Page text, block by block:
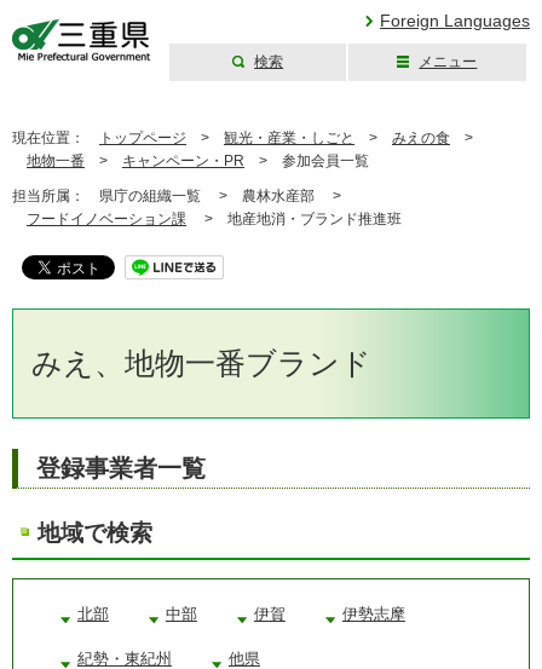
Foreign Languages
検索 メニュー
現在位置： トップページ > 観光・産業・しごと > みえの食 >
地物一番 > キャンペーン・PR > 参加会員一覧
担当所属： 県庁の組織一覧 > 農林水産部 >
フードイノベーション課 > 地産地消・ブランド推進班
みえ、地物一番ブランド
登録事業者一覧
地域で検索
北部 中部 伊賀 伊勢志摩
紀勢・東紀州 他県